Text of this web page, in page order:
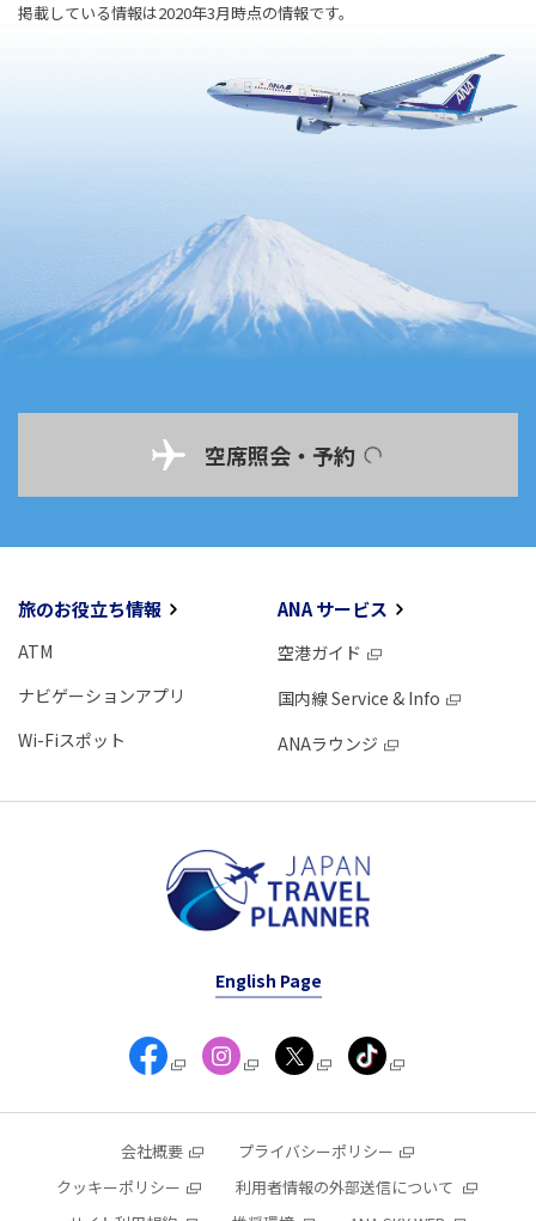
掲載している情報は2020年3月時点の情報です。
空席照会・予約
旅のお役立ち情報
ATM
ナビゲーションアプリ
Wi-Fiスポット
ANA サービス
空港ガイド
国内線 Service & Info
ANAラウンジ
English Page
会社概要
プライバシーポリシー
クッキーポリシー
利用者情報の外部送信について